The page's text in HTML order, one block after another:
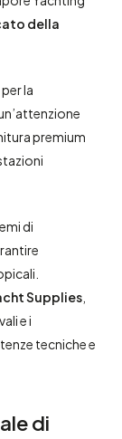
della
la
premium
di
Supplies,
e i
tecniche e
di